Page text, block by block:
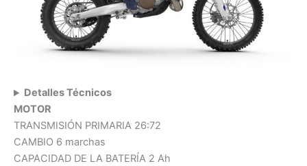
Detalles Técnicos
MOTOR
TRANSMISIÓN PRIMARIA 26:72
CAMBIO 6 marchas
CAPACIDAD DE LA BATERÍA 2 Ah